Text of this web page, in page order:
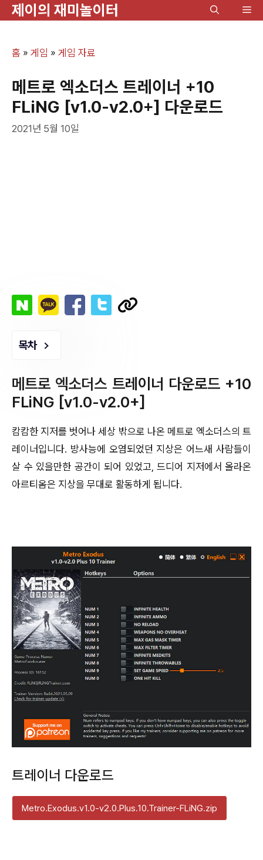
제이의 재미놀이터
메
홈 » 게임 » 게임 자료
메트로 엑소더스 트레이너 +10
FLiNG [v1.0-v2.0+] 다운로드
2021년 5월 10일
목차
메트로 엑소더스 트레이너 다운로드 +10
FLiNG [v1.0-v2.0+]
캄캄한 지저를 벗어나 세상 밖으로 나온 메트로 엑소더스의 트
레이너입니다. 방사능에 오염되었던 지상은 어느새 사람들이
살 수 있을만한 공간이 되어 있었고, 드디어 지저에서 올라온
아르티옴은 지상을 무대로 활동하게 됩니다.
트레이너 다운로드
Metro.Exodus.v1.0-v2.0.Plus.10.Trainer-FLiNG.zip